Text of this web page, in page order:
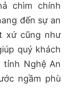
chìm chính
đến sự an
xứ cũng như
quý khách
tỉnh Nghệ An
ngầm phù